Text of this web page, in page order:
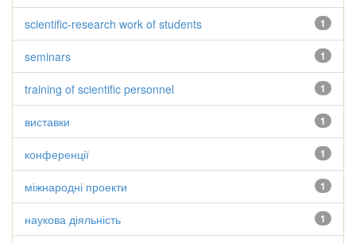
1
scientific-research work of students
1
seminars
1
training of scientific personnel
1
виставки
1
конференції
1
міжнародні проекти
1
наукова діяльність